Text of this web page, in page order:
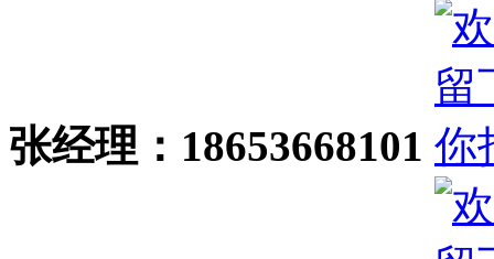
张经理：18653668101